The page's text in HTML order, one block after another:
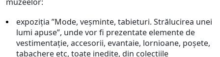
expoziţia ”Mode, veşminte, tabieturi. Strălucirea unei
lumi apuse”, unde vor fi prezentate elemente de
vestimentație, accesorii, evantaie, lornioane, poșete,
tabachere etc, toate inedite, din colecţiile